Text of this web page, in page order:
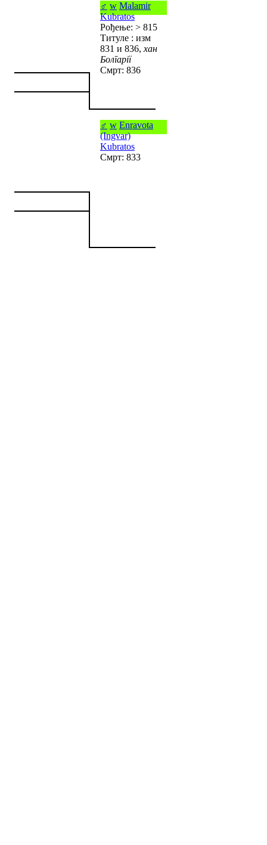
♂ w Malamir
Kubratos
Рођење: > 815
Титуле : изм
831 и 836, хан
Болгарії
Смрт: 836
♂ w Enravota
(Ingvar)
Kubratos
Смрт: 833